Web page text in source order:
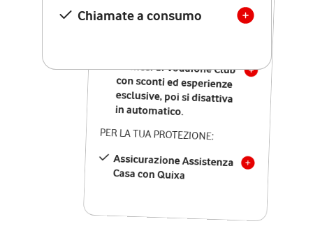
Chiamate a consumo
nazionali
12 mesi di Vodafone Club
con sconti ed esperienze
esclusive, poi si disattiva
in automatico.
PER LA TUA PROTEZIONE:
Assicurazione Assistenza
Casa con Quixa